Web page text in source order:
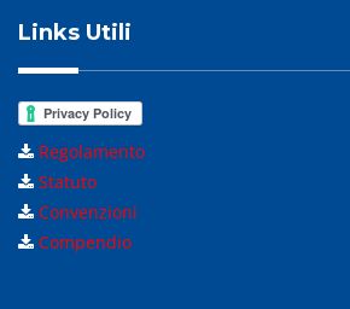
Links Utili
Regolamento
Statuto
Convenzioni
Compendio